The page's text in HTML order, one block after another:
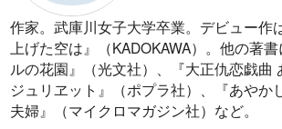
作家。武庫川女子大学卒業。デビュー作
上げた空は』（KADOKAWA）。他の著
ルの花園』（光文社）、『大正仇恋戯曲
ジュリヱット』（ポプラ社）、『あやか
夫婦』（マイクロマガジン社）など。